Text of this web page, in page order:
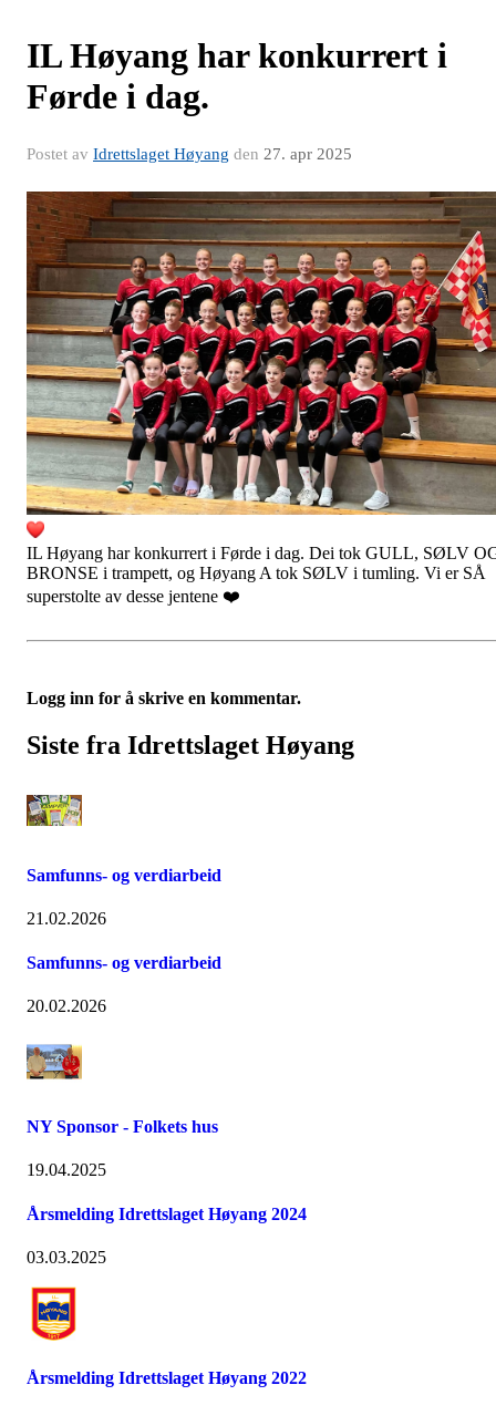
IL Høyang har konkurrert i
Førde i dag.
Postet av Idrettslaget Høyang den 27. apr 2025
IL Høyang har konkurrert i Førde i dag. Dei tok GULL, SØLV
BRONSE i trampett, og Høyang A tok SØLV i tumling. Vi er SÅ
superstolte av desse jentene ❤️
Logg inn for å skrive en kommentar.
Siste fra Idrettslaget Høyang
Samfunns- og verdiarbeid
21.02.2026
Samfunns- og verdiarbeid
20.02.2026
NY Sponsor - Folkets hus
19.04.2025
Årsmelding Idrettslaget Høyang 2024
03.03.2025
Årsmelding Idrettslaget Høyang 2022